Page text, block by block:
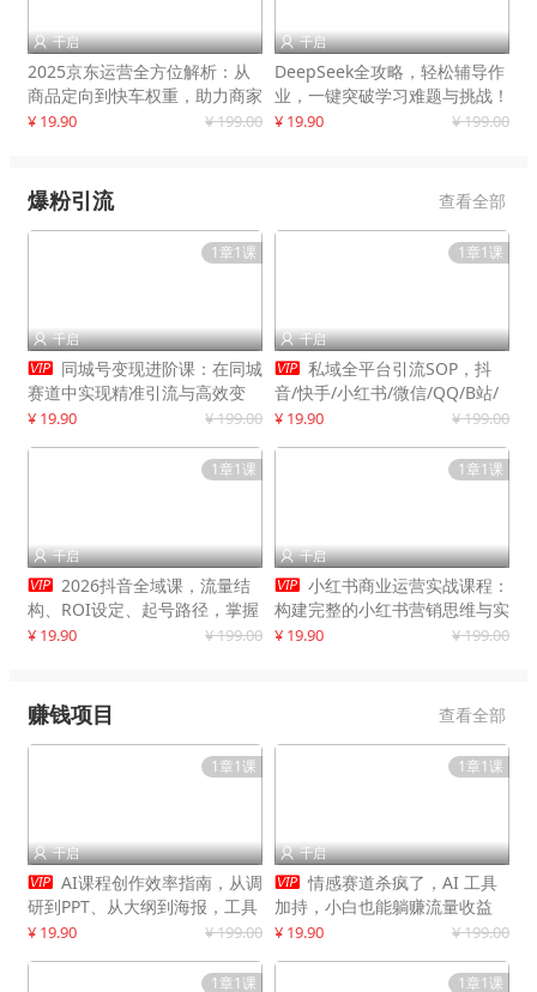
 千启
2025京东运营全方位解析：从
商品定向到快车权重，助力商家
打造爆款商品
¥ 19.90 ¥ 199.00
 千启
DeepSeek全攻略，轻松辅导作
业，一键突破学习难题与挑战！
¥ 19.90 ¥ 199.00
爆粉引流 查看全部
1章1课
 千启
 同城号变现进阶课：在同城
赛道中实现精准引流与高效变
现，单店月引流成交额提升50%
¥ 19.90 ¥ 199.00
1章1课
 千启
 私域全平台引流SOP，抖
音/快手/小红书/微信/QQ/B站/
闲鱼等，技术合集，高效转化公
¥ 19.90 ¥ 199.00
1章1课
 千启
 2026抖音全域课，流量结
构、ROI设定、起号路径，掌握
平台新规下利润最大化
¥ 19.90 ¥ 199.00
1章1课
 千启
 小红书商业运营实战课程：
构建完整的小红书营销思维与实
战能力，案例店铺月销破百万！
¥ 19.90 ¥ 199.00
赚钱项目 查看全部
1章1课
 千启
 AI课程创作效率指南，从调
研到PPT、从大纲到海报，工具
赋能，打造可持续变现产品线
¥ 19.90 ¥ 199.00
1章1课
 千启
 情感赛道杀疯了，AI 工具
加持，小白也能躺赚流量收益
¥ 19.90 ¥ 199.00
1章1课 1章1课